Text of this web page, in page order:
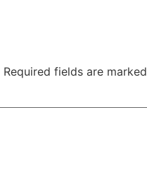
Required fields are marked